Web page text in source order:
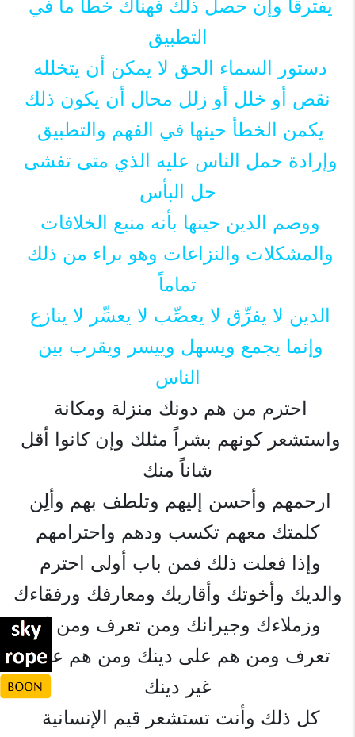
يفترقا وإن حصل ذلك فهناك خطأ ما في
التطبيق
دستور السماء الحق لا يمكن أن يتخلله
نقص أو خلل أو زلل محال أن يكون ذلك
يكمن الخطأ حينها في الفهم والتطبيق
وإرادة حمل الناس عليه الذي متى تفشى
حل البأس
ووصم الدين حينها بأنه منبع الخلافات
والمشكلات والنزاعات وهو براء من ذلك
تماماً
الدين لا يفرِّق لا يعصِّب لا يعسِّر لا ينازع
وإنما يجمع ويسهل وييسر ويقرب بين
الناس
احترم من هم دونك منزلة ومكانة
واستشعر كونهم بشراً مثلك وإن كانوا أقل
شاناً منك
ارحمهم وأحسن إليهم وتلطف بهم وألِن
كلمتك معهم تكسب ودهم واحترامهم
وإذا فعلت ذلك فمن باب أولى احترم
والديك وأخوتك وأقاربك ومعارفك ورفقاءك
وزملاءك وجيرانك ومن تعرف ومن لا
تعرف ومن هم على دينك ومن هم على
غير دينك
كل ذلك وأنت تستشعر قيم الإنسانية